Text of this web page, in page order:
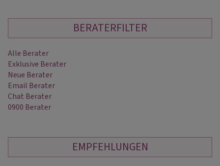
BERATERFILTER
Alle Berater
Exklusive Berater
Neue Berater
Email Berater
Chat Berater
0900 Berater
EMPFEHLUNGEN